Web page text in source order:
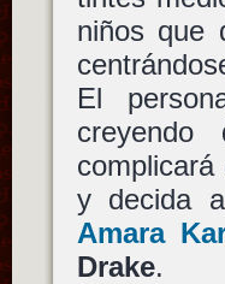
niños que
El
complicará
y decida
Amara
Drake.